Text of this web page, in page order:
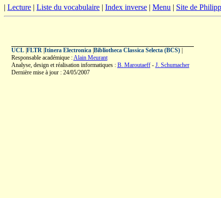
| Lecture | Liste du vocabulaire | Index inverse | Menu | Site de
UCL| FLTR| Itinera Electronica| Bibliotheca Classica Selecta (BCS)|
Responsable académique :Alain Meurant
Analyse, design et réalisation informatiques : B. Maroutaeff- J. Schumacher
Dernière mise à jour : 24/05/2007